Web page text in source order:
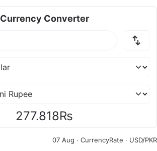
Currency Converter
277.818₨
07 Aug · CurrencyRate · USD/PKR